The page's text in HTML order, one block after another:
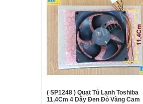
( SP1248 ) Quạt Tủ Lạnh Toshiba
11,4Cm 4 Dây Đen Đỏ Vàng Cam